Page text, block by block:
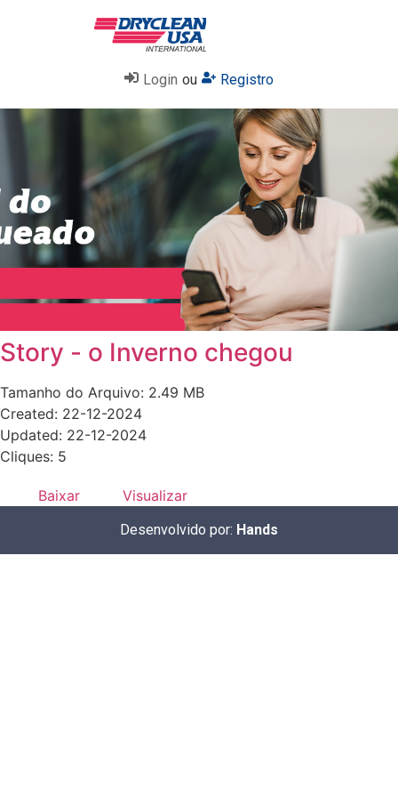
Login ou Registro
Story - o Inverno chegou
Tamanho do Arquivo: 2.49 MB
Created: 22-12-2024
Updated: 22-12-2024
Cliques: 5
Baixar Visualizar
Desenvolvido por: Hands